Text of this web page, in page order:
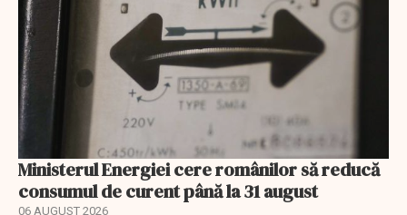
Ministerul Energiei cere românilor să reducă
consumul de curent până la 31 august
06 AUGUST 2026